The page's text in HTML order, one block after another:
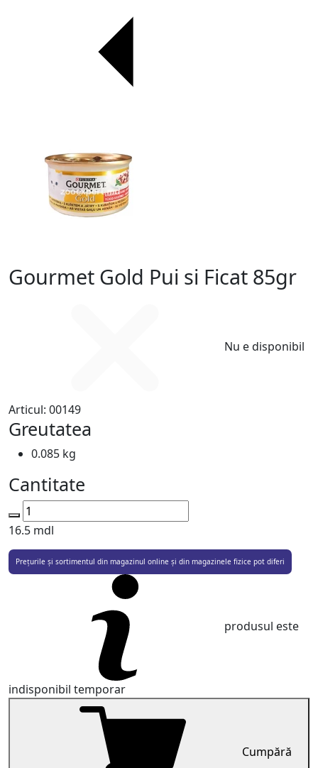
Gourmet Gold Pui si Ficat 85gr
Nu e disponibil
Articul: 00149
Greutatea
0.085 kg
Cantitate
16.5 mdl
Prețurile și sortimentul din magazinul online și din magazinele fizice pot diferi
produsul este
indisponibil temporar
Cumpără